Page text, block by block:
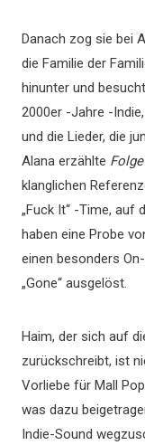
Danach zog sie bei
die Familie der
hinunter und
2000er -Jahre -
und die Lieder, die
Alana erzählte Folge
klanglichen
„Fuck It“ -Time, auf
haben eine Probe
einen besonders
„Gone“ ausgelöst.
Haim, der sich auf
zurückschreibt, ist
Vorliebe für Mall
was dazu
Indie-Sound